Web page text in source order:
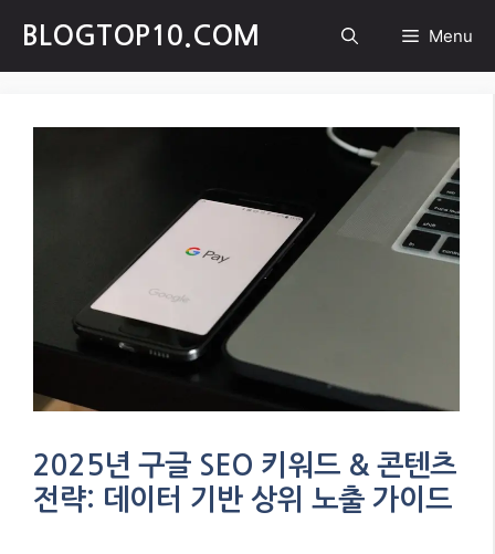
content
BLOGTOP10.COM Menu
2025년 구글 SEO 키워드 & 콘텐츠
전략: 데이터 기반 상위 노출 가이드